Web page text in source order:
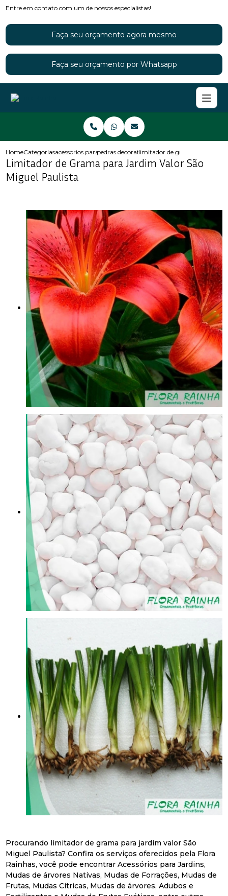
Entre em contato com um de nossos especialistas!
Faça seu orçamento agora mesmo
Faça seu orçamento por Whatsapp
HomeCategoriasacessorios para jardinspedras decorativas para jardim
limitador de grama para
Limitador de Grama para Jardim Valor São
Miguel Paulista
Procurando limitador de grama para jardim valor São
Miguel Paulista? Confira os serviços oferecidos pela Flora
Rainhas, você pode encontrar Acessórios para Jardins,
Mudas de árvores Nativas, Mudas de Forrações, Mudas de
Frutas, Mudas Cítricas, Mudas de árvores, Adubos e